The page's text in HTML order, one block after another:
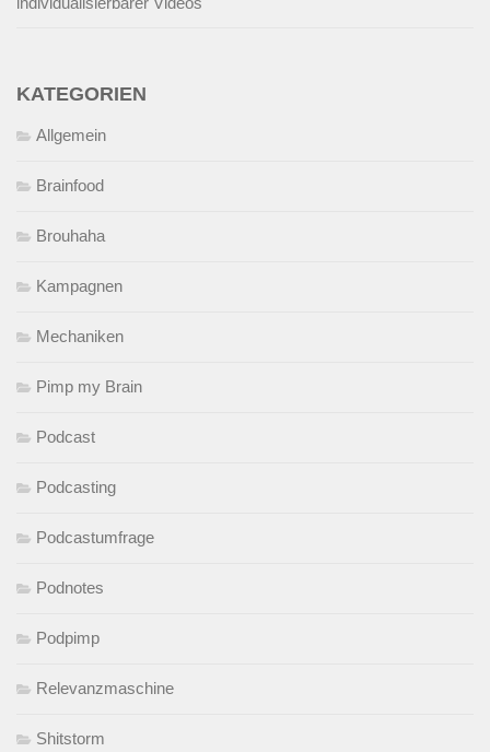
KATEGORIEN
Allgemein
Brainfood
Brouhaha
Kampagnen
Mechaniken
Pimp my Brain
Podcast
Podcasting
Podcastumfrage
Podnotes
Podpimp
Relevanzmaschine
Shitstorm